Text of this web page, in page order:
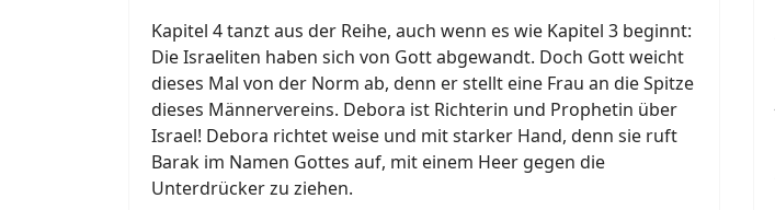
Kapitel 4 tanzt aus der Reihe, auch wenn es wie Kapitel 3 beginnt:
Die Israeliten haben sich von Gott abgewandt. Doch Gott weicht
dieses Mal von der Norm ab, denn er stellt eine Frau an die Spitze
dieses Männervereins. Debora ist Richterin und Prophetin über
Israel! Debora richtet weise und mit starker Hand, denn sie ruft
Barak im Namen Gottes auf, mit einem Heer gegen die
Unterdrücker zu ziehen.